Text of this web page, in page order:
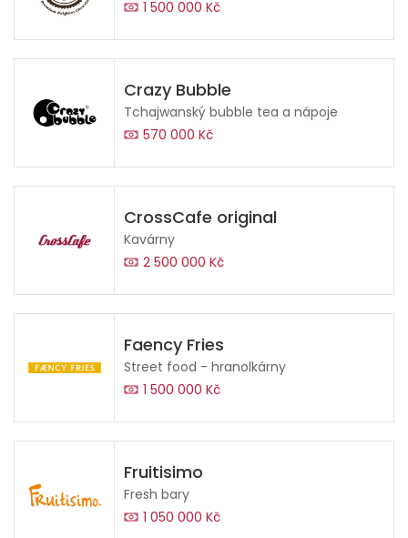
1 500 000 Kč
Crazy Bubble
Tchajwanský bubble tea a nápoje
570 000 Kč
CrossCafe original
Kavárny
2 500 000 Kč
Faency Fries
Street food - hranolkárny
1 500 000 Kč
Fruitisimo
Fresh bary
1 050 000 Kč